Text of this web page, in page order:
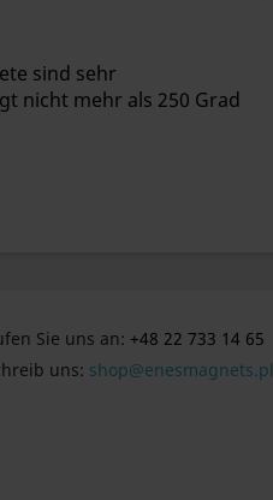
sind sehr
nicht mehr als 250 Grad
Sie uns an: +48 22 733 14 65
uns: shop@enesmagnets.pl